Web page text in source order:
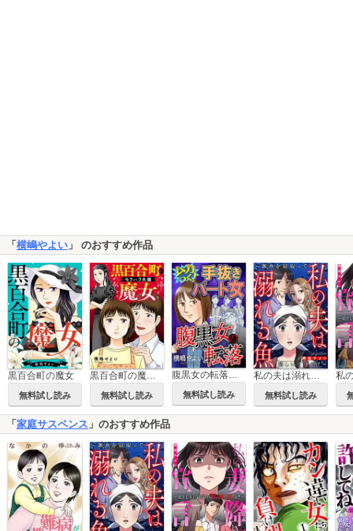
「 横嶋やよい 」 のおすすめ作品
黒百合町の魔女
無料試し読み
黒百合町の魔女【単行本版／描き下ろしオマケつき】
無料試し読み
腹黒女の転落【マイクロ】
無料試し読み
私の夫は溺れる魚～雑魚を寝取って嬉しいですか？～
無料試し読み
「 家庭サスペンス 」のおすすめ作品